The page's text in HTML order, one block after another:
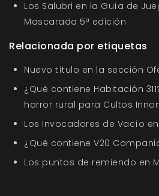
Los Salubri en la Guía de
Mascarada 5ª edición
Relacionada por etiquetas
Nuevo título en la sección
¿Qué contiene Habitación
horror rural para Cultos
Los Invocadores de Vacío
¿Qué contiene V20
Los puntos de remiendo en